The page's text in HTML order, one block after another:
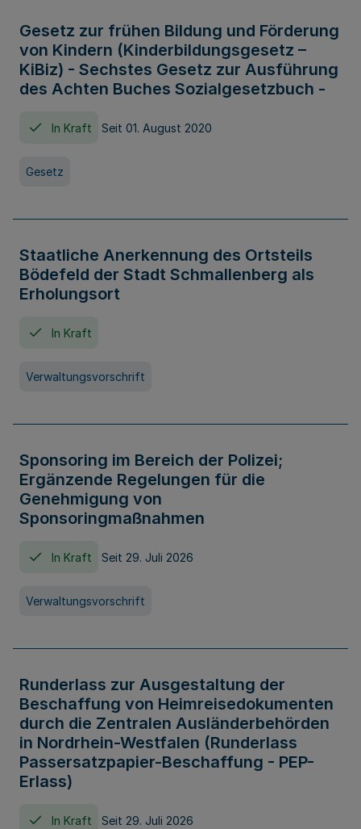
Gesetz zur frühen Bildung und Förderung
von Kindern (Kinderbildungsgesetz –
KiBiz) - Sechstes Gesetz zur Ausführung
des Achten Buches Sozialgesetzbuch -
In Kraft Seit 01. August 2020
Gesetz
Staatliche Anerkennung des Ortsteils
Bödefeld der Stadt Schmallenberg als
Erholungsort
In Kraft
Verwaltungsvorschrift
Sponsoring im Bereich der Polizei;
Ergänzende Regelungen für die
Genehmigung von
Sponsoringmaßnahmen
In Kraft Seit 29. Juli 2026
Verwaltungsvorschrift
Runderlass zur Ausgestaltung der
Beschaffung von Heimreisedokumenten
durch die Zentralen Ausländerbehörden
in Nordrhein-Westfalen (Runderlass
Passersatzpapier-Beschaffung - PEP-
Erlass)
In Kraft Seit 29. Juli 2026